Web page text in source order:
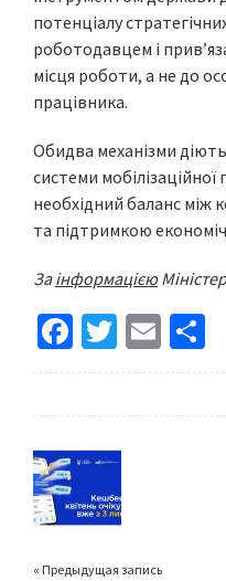
потенціалу
роботодавцем і
місця роботи, а не до
працівника.
Обидва механізми
системи
необхідний баланс між
та підтримкою
Заінформацією
Fa
ce
o
o
k
T
wi
er
E
m h
« Предыдущая запись